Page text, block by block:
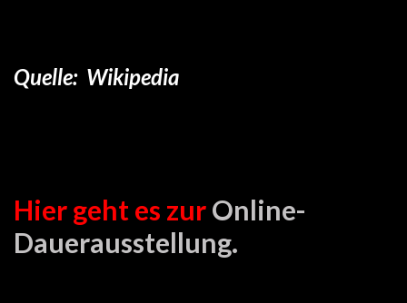
Quelle: Wikipedia
Hier geht es zurOnline-
Dauerausstellung.